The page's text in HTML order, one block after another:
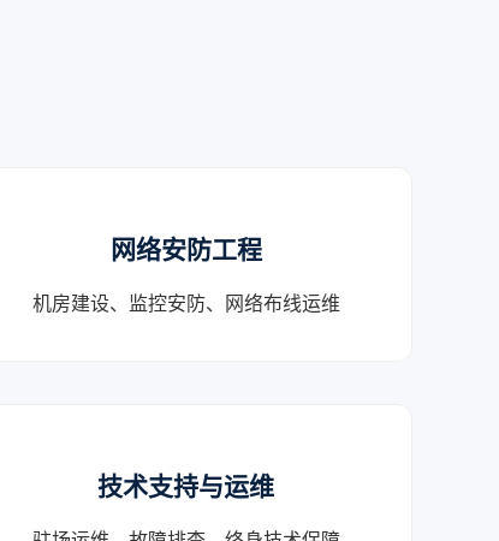
网络安防工程
机房建设、监控安防、网络布线运维
技术支持与运维